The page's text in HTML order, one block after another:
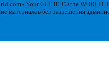
- Your GUIDE TO the WORLD.
материалов без разрешения